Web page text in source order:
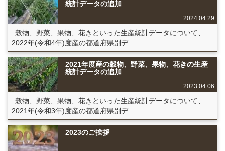
統計データの追加
2024.04.29
穀物、野菜、果物、花きといった生産統計データについて、
2022年(令和4年)度産の都道府県別デ...
2021年度産の穀物、野菜、果物、花きの生産
統計データの追加
2023.04.06
穀物、野菜、果物、花きといった生産統計データについて、
2021年(令和3年)度産の都道府県別デ...
2023のご挨拶